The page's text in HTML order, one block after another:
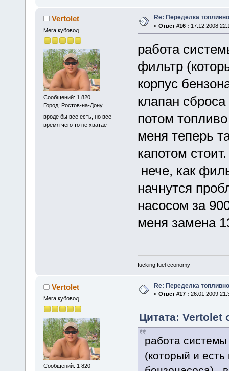
Vertolet
Мега кубовод
Сообщений: 1 820
Город: Ростов-на-Дону
вроде бы все есть, но все
время чего то не хватает
Re: Переделка
« Ответ #16 : 17.12.2008
работа
фильтр
корпус
клапан
потом топливо
меня теперь
капотом
нече, как
начнутся
насосом за
меня замена
fucking fuel economy
Vertolet
Мега кубовод
Сообщений: 1 820
Re: Переделка
« Ответ #17 : 26.01.2009
Цитата: Vertolet
работа системы
(который и есть